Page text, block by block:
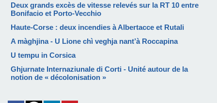
Deux grands excès de vitesse relevés sur la RT 10 entre
Bonifacio et Porto-Vecchio
Haute-Corse : deux incendies à Albertacce et Rutali
A màghjina - U Lione chì veghja nant’à Roccapina
U tempu in Corsica
Ghjurnate Internaziunale di Corti - Unité autour de la
notion de « décolonisation »